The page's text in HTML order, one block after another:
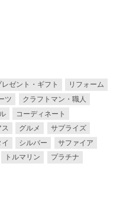
レゼント・ギフト
リフォーム
ツ
クラフトマン・職人
コーディネート
ス グルメ
サプライズ
シルバー
サファイア
トルマリン
プラチナ